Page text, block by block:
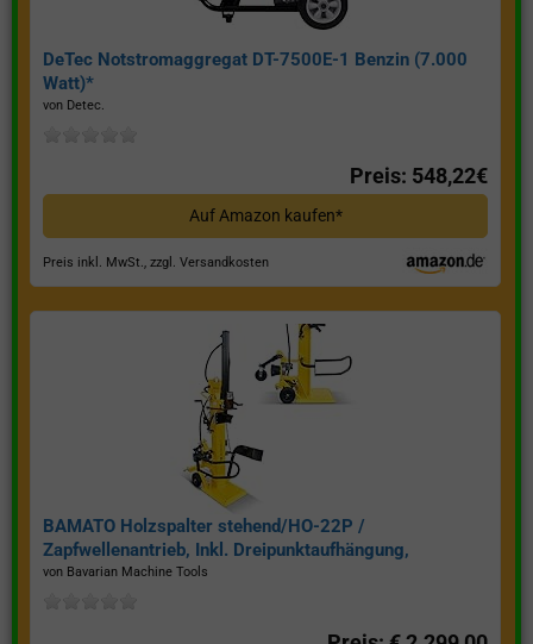
DeTec Notstromaggregat DT-7500E-1 Benzin (7.000
Watt)*
von Detec.
Preis: 548,22€
Auf Amazon kaufen*
Preis inkl. MwSt., zzgl. Versandkosten
BAMATO Holzspalter stehend/HO-22P /
Zapfwellenantrieb, Inkl. Dreipunktaufhängung,
Spaltkraft 22 Tonnen*
von Bavarian Machine Tools